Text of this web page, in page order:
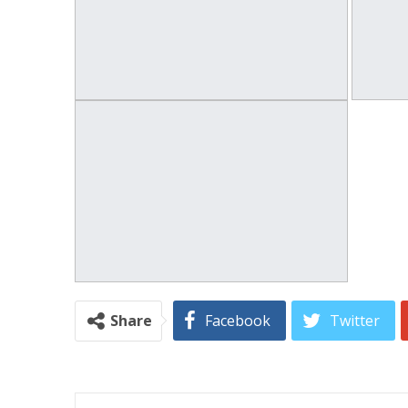
Share Facebook Twitter